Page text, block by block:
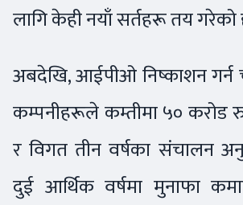
लागि केही नयाँ सर्तहरू तय गरेको
अबदेखि, आईपीओ निष्काशन गर्न
कम्पनीहरूले कम्तीमा ५० करोड
र विगत तीन वर्षका संचालन
दुई आर्थिक वर्षमा मुनाफा